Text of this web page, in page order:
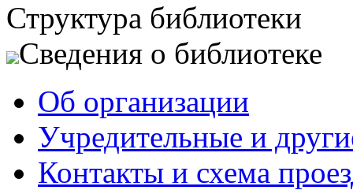
Структура библиотеки
Сведения о библиотеке
Об организации
Учредительные и
Контакты и схема